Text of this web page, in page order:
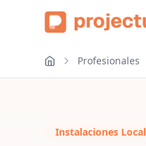
Profesionales
Instalaciones